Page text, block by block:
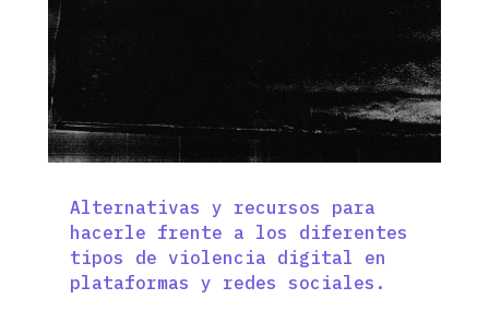
Alternativas y recursos para
hacerle frente a los diferentes
tipos de violencia digital en
plataformas y redes sociales.